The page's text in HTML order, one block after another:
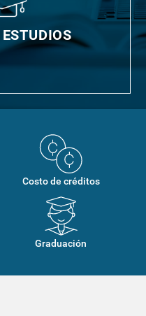
Costo de créditos
Graduación